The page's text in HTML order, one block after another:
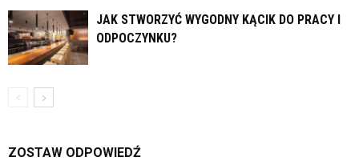
JAK STWORZYĆ WYGODNY KĄCIK DO PRACY I
ODPOCZYNKU?
ZOSTAW ODPOWIEDŹ